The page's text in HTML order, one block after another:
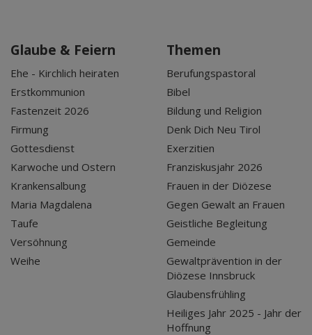
Glaube & Feiern
Ehe - Kirchlich heiraten
Erstkommunion
Fastenzeit 2026
Firmung
Gottesdienst
Karwoche und Ostern
Krankensalbung
Maria Magdalena
Taufe
Versöhnung
Weihe
Themen
Berufungspastoral
Bibel
Bildung und Religion
Denk Dich Neu Tirol
Exerzitien
Franziskusjahr 2026
Frauen in der Diözese
Gegen Gewalt an Frauen
Geistliche Begleitung
Gemeinde
Gewaltprävention in der
Diözese Innsbruck
Glaubensfrühling
Heiliges Jahr 2025 - Jahr der
Hoffnung